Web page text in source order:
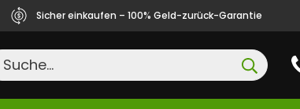
Sicher einkaufen – 100% Geld-zurück-Garantie